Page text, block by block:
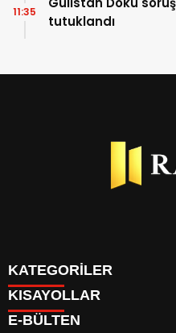
tutuklandı
11:35
KATEGORİLER
BİYOGRAFİLER
DÜNYA
KISAYOLLAR
E-BÜLTEN